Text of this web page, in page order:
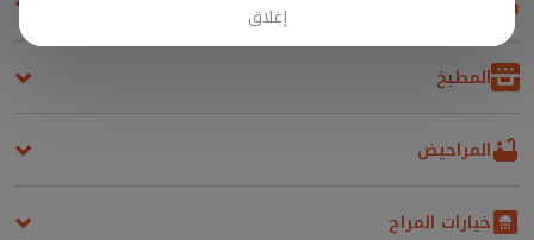
المطبخ
المراحيض
خيارات المراح
إغلاق